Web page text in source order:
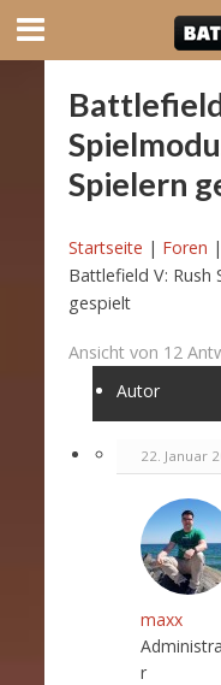
Spielern
Startseite | Foren |
Battlefield V: Rush
gespielt
Ansicht von 12
Autor
22. Januar
maxx
r